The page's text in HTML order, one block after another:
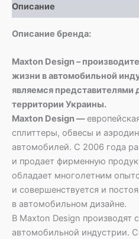
Coupe
/
Sportback
Описание
Описание бренда:
Maxton Design –
жизни в автомобильной
являемся представителями
территории Украины.
Maxton Design —
сплиттеры, обвесы и
автомобилей. С 2006 года
и продает фирменную
обладает многолетним
и совершенствуется и
в автомобильном дизайне.
В Maxton Design производят
автомобильной индустрии.